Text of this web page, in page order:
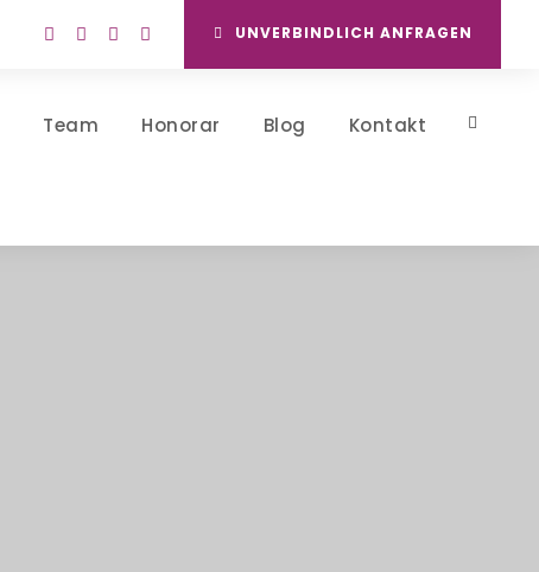
UNVERBINDLICH ANFRAGEN
Team Honorar Blog Kontakt